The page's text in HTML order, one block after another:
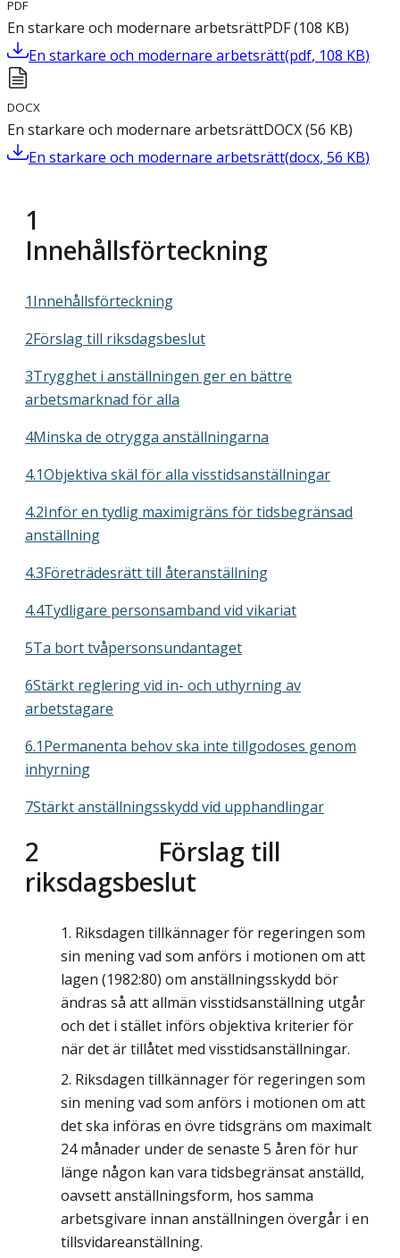
PDF
En starkare och modernare arbetsrättPDF(108 KB)
En starkare och modernare arbetsrätt(pdf, 108 KB)
DOCX
En starkare och modernare arbetsrättDOCX(56 KB)
En starkare och modernare arbetsrätt(docx, 56 KB)
1
Innehållsförteckning
1Innehållsförteckning
2Förslag till riksdagsbeslut
3Trygghet i anställningen ger en bättre
arbetsmarknad för alla
4Minska de otrygga anställningarna
4.1Objektiva skäl för alla visstidsanställningar
4.2Inför en tydlig maximigräns för tidsbegränsad
anställning
4.3Företrädesrätt till återanställning
4.4Tydligare personsamband vid vikariat
5Ta bort tvåpersonsundantaget
6Stärkt reglering vid in- och uthyrning av
arbetstagare
6.1Permanenta behov ska inte tillgodoses genom
inhyrning
7Stärkt anställningsskydd vid upphandlingar
2 Förslag till
riksdagsbeslut
Riksdagen tillkännager för regeringen som
sin mening vad som anförs i motionen om att
lagen (1982:80) om anställningsskydd bör
ändras så att allmän visstidsanställning utgår
och det i stället införs objektiva kriterier för
när det är tillåtet med visstidsanställningar.
Riksdagen tillkännager för regeringen som
sin mening vad som anförs i motionen om att
det ska införas en övre tidsgräns om maximalt
24 månader under de senaste 5 åren för hur
länge någon kan vara tidsbegränsat anställd,
oavsett anställningsform, hos samma
arbetsgivare innan anställningen övergår i en
tillsvidareanställning.